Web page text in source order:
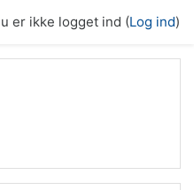
er ikke logget ind (Log ind)